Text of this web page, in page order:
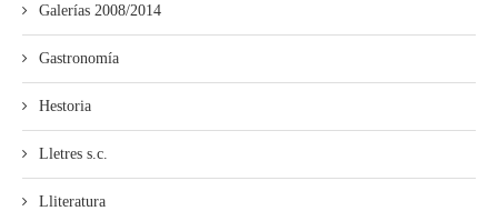
Galerías 2008/2014
Gastronomía
Hestoria
Lletres s.c.
Lliteratura